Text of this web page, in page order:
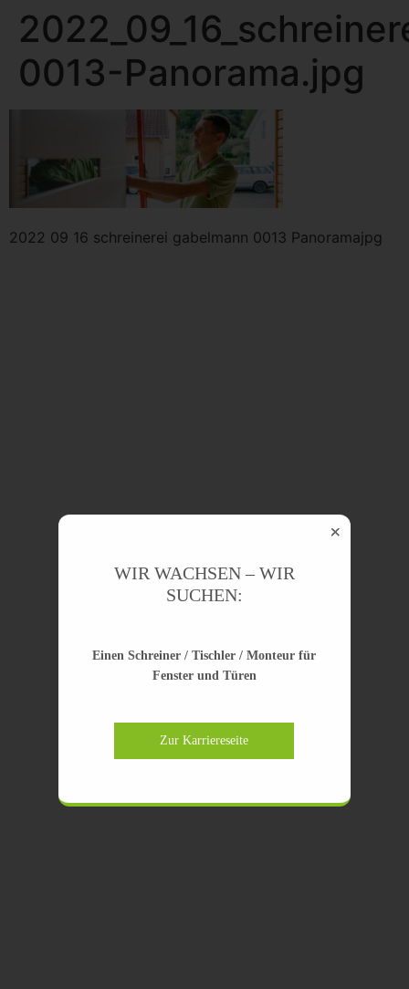
Zum
Inhalt
springen
0013-Panorama.jpg
2022 09 16 schreinerei gabelmann 0013 Panoramajpg
WIR WACHSEN – WIR
SUCHEN:
Einen Schreiner / Tischler / Monteur für
Fenster und Türen
Zur Karriereseite